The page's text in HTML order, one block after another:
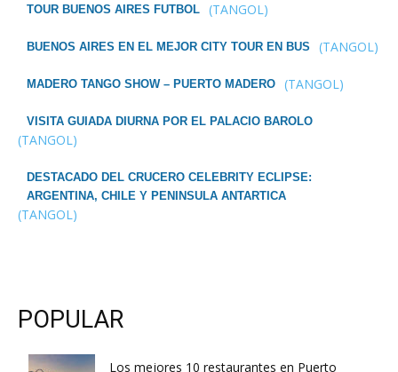
TOUR BUENOS AIRES FUTBOL (TANGOL)
BUENOS AIRES EN EL MEJOR CITY TOUR EN BUS (TANGOL)
MADERO TANGO SHOW – PUERTO MADERO (TANGOL)
VISITA GUIADA DIURNA POR EL PALACIO BAROLO
(TANGOL)
DESTACADO DEL CRUCERO CELEBRITY ECLIPSE:
ARGENTINA, CHILE Y PENINSULA ANTARTICA
(TANGOL)
POPULAR
Los mejores 10 restaurantes en Puerto